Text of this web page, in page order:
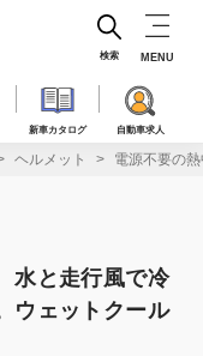
新車カタログ 自動車求人
検索 MENU
ヘルメット 電源不要の
水と走行風で冷
ウェットクール